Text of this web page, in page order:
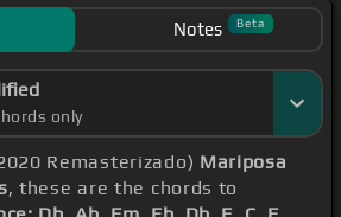
Notes Beta
only
Remasterizado) Mariposa
, these are the chords to